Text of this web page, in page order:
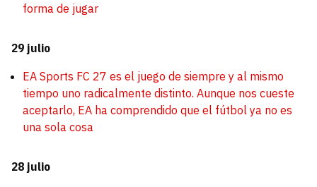
forma de jugar
29 julio
EA Sports FC 27 es el juego de siempre y al mismo
tiempo uno radicalmente distinto. Aunque nos cueste
aceptarlo, EA ha comprendido que el fútbol ya no es
una sola cosa
28 julio